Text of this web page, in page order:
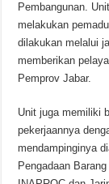
Pembangunan.
melakukan
dilakukan melalui
memberikan
Pemprov Jabar.
Unit juga memiliki
pekerjaannya
mendampinginya
Pengadaan